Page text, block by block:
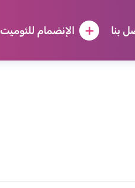
بنا الإنضمام للئوميت